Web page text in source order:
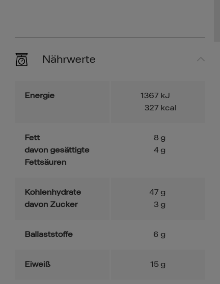
Nährwerte
Energie 1367 kJ
327 kcal
Fett
davon gesättigte
Fettsäuren
8 g
4 g
Kohlenhydrate
davon Zucker
47 g
3 g
Ballaststoffe 6 g
Eiweiß 15 g